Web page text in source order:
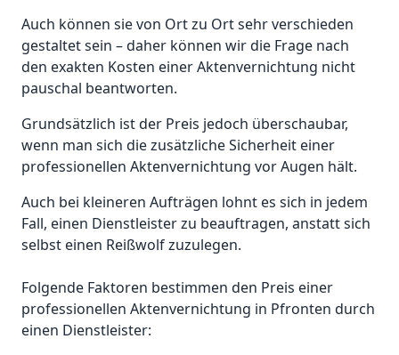
Auch können sie von Ort zu Ort sehr verschieden
gestaltet sein – daher können wir die Frage nach
den exakten Kosten einer Aktenvernichtung nicht
pauschal beantworten.
Grundsätzlich ist der Preis jedoch überschaubar,
wenn man sich die zusätzliche Sicherheit einer
professionellen Aktenvernichtung vor Augen hält.
Auch bei kleineren Aufträgen lohnt es sich in jedem
Fall, einen Dienstleister zu beauftragen, anstatt sich
selbst einen Reißwolf zuzulegen.
Folgende Faktoren bestimmen den Preis einer
professionellen Aktenvernichtung in Pfronten durch
einen Dienstleister: